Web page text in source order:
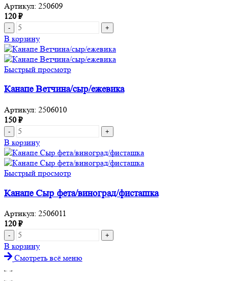
Артикул: 250609
120 ₽
Количество
товара
Канапе
ветчина,
сыр
В корзину
Быстрый просмотр
Канапе Ветчина/сыр/ежевика
Артикул: 2506010
150 ₽
Количество
товара
Канапе
Ветчина/
сыр/
ежевика
В корзину
Быстрый просмотр
Канапе Сыр фета/виноград/фисташка
Артикул: 2506011
120 ₽
Количество
товара
Канапе
Сыр
В корзину
Смотреть всё меню